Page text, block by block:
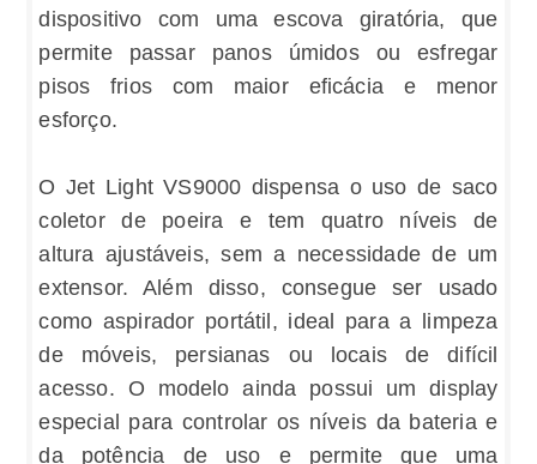
dispositivo com uma escova giratória, que
permite passar panos úmidos ou esfregar
pisos frios com maior eficácia e menor
esforço.
O Jet Light VS9000 dispensa o uso de saco
coletor de poeira e tem quatro níveis de
altura ajustáveis, sem a necessidade de um
extensor. Além disso, consegue ser usado
como aspirador portátil, ideal para a limpeza
de móveis, persianas ou locais de difícil
acesso. O modelo ainda possui um display
especial para controlar os níveis da bateria e
da potência de uso e permite que uma